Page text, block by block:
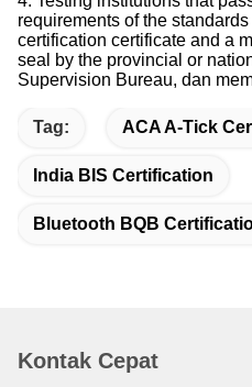
requirements of the
certification certificate and a
seal by the provincial or
Supervision Bureau, dan
Tag: ACA A-Tick
India BIS Certification
Bluetooth BQB
Kontak Cepat